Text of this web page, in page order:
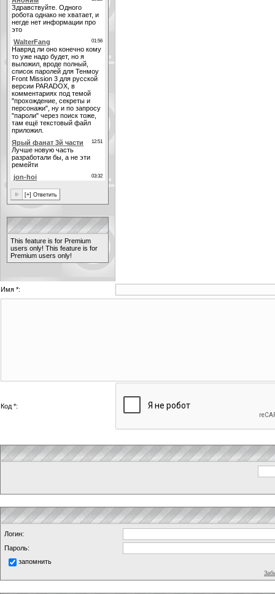
This feature is for Premium
users only! This feature is for
Premium users only!
Имя *:
Код *:
Логин:
Пароль:
запомнить